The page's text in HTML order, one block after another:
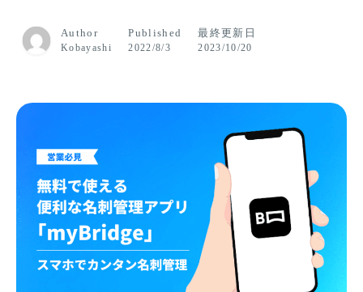
Author
Kobayashi
Published
2022/8/3
最終更新日
2023/10/20